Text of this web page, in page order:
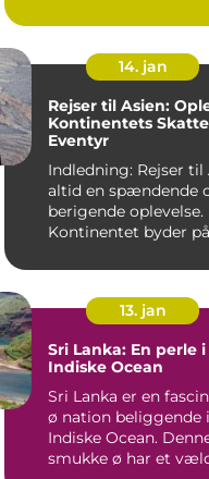
14. jan
Rejser til Asien:
Kontinentets
Eventyr
Indledning: Rejser til
altid en spændende
berigende oplevelse.
Kontinentet byder på
13. jan
Sri Lanka: En perle
Indiske Ocean
Sri Lanka er en
ø nation beliggende
Indiske Ocean.
smukke ø har et